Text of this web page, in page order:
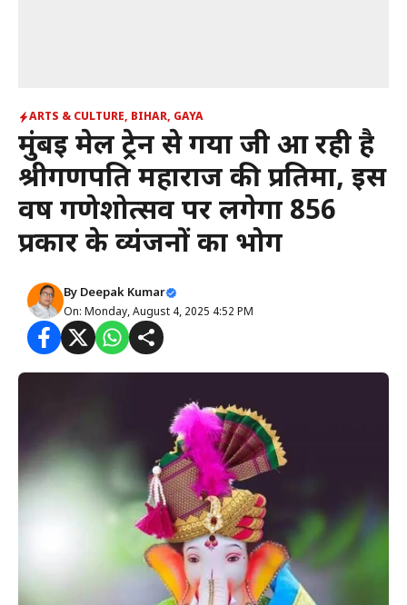
ARTS & CULTURE, BIHAR, GAYA
मुंबई मेल ट्रेन से गया जी आ रही है
श्रीगणपति महाराज की प्रतिमा, इस
वर्ष गणेशोत्सव पर लगेगा 856
प्रकार के व्यंजनों का भोग
By Deepak Kumar
On: Monday, August 4, 2025 4:52 PM